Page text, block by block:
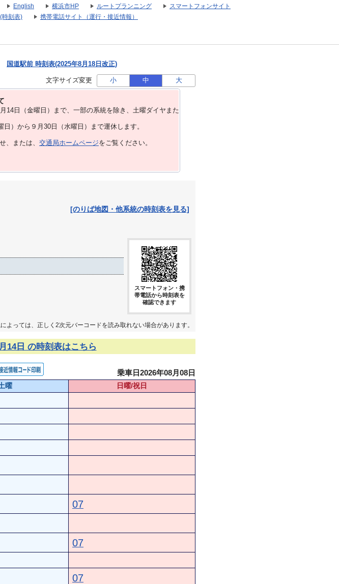
English 横浜市HP ルートプランニング
スマートフォンサイト
時刻表) 携帯電話サイト（運行・接近情報）
国道駅前 時刻表(2025年8月18日改正)
文字サイズ変更 小 中 大
14⽇（金曜日）まで、⼀部の系統を除き、⼟曜ダイヤまた
）から９月30日（水曜日）まで運休します。
、または、 交通局ホームページをご覧ください。
[のりば地図・他系統の時刻表を見る]
スマートフォン・携
帯電話から時刻表を
確認できます
よっては、正しく2次元バーコードを読み取れない場合があります。
14日 の時刻表はこちら
乗車日2026年08月08日
曜
日曜/祝日
07
07
07